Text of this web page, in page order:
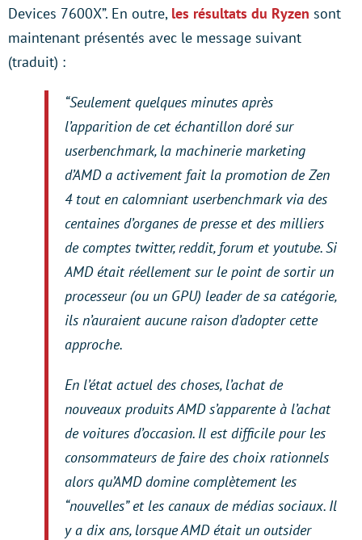
Devices 7600X”. En outre, les résultats du Ryzen sont
maintenant présentés avec le message suivant
(traduit) :
“Seulement quelques minutes après
l’apparition de cet échantillon doré sur
userbenchmark, la machinerie marketing
d’AMD a activement fait la promotion de Zen
4 tout en calomniant userbenchmark via des
centaines d’organes de presse et des milliers
de comptes twitter, reddit, forum et youtube. Si
AMD était réellement sur le point de sortir un
processeur (ou un GPU) leader de sa catégorie,
ils n’auraient aucune raison d’adopter cette
approche.
En l’état actuel des choses, l’achat de
nouveaux produits AMD s’apparente à l’achat
de voitures d’occasion. Il est difficile pour les
consommateurs de faire des choix rationnels
alors qu’AMD domine complètement les
“nouvelles” et les canaux de médias sociaux. Il
y a dix ans, lorsque AMD était un outsider